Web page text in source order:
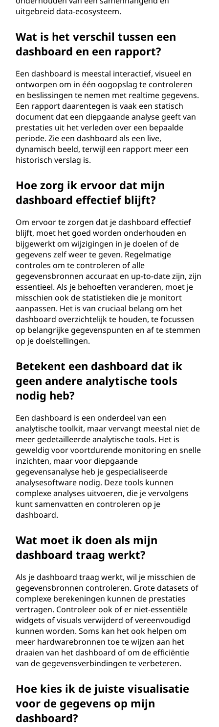
uitgebreid data-ecosysteem.
Wat is het verschil tussen een
dashboard en een rapport?
Een dashboard is meestal interactief, visueel en
ontworpen om in één oogopslag te controleren
en beslissingen te nemen met realtime gegevens.
Een rapport daarentegen is vaak een statisch
document dat een diepgaande analyse geeft van
prestaties uit het verleden over een bepaalde
periode. Zie een dashboard als een live,
dynamisch beeld, terwijl een rapport meer een
historisch verslag is.
Hoe zorg ik ervoor dat mijn
dashboard effectief blijft?
Om ervoor te zorgen dat je dashboard effectief
blijft, moet het goed worden onderhouden en
bijgewerkt om wijzigingen in je doelen of de
gegevens zelf weer te geven. Regelmatige
controles om te controleren of alle
gegevensbronnen accuraat en up-to-date zijn, zijn
essentieel. Als je behoeften veranderen, moet je
misschien ook de statistieken die je monitort
aanpassen. Het is van cruciaal belang om het
dashboard overzichtelijk te houden, te focussen
op belangrijke gegevenspunten en af te stemmen
op je doelstellingen.
Betekent een dashboard dat ik
geen andere analytische tools
nodig heb?
Een dashboard is een onderdeel van een
analytische toolkit, maar vervangt meestal niet de
meer gedetailleerde analytische tools. Het is
geweldig voor voortdurende monitoring en snelle
inzichten, maar voor diepgaande
gegevensanalyse heb je gespecialiseerde
analysesoftware nodig. Deze tools kunnen
complexe analyses uitvoeren, die je vervolgens
kunt samenvatten en controleren op je
dashboard.
Wat moet ik doen als mijn
dashboard traag werkt?
Als je dashboard traag werkt, wil je misschien de
gegevensbronnen controleren. Grote datasets of
complexe berekeningen kunnen de prestaties
vertragen. Controleer ook of er niet-essentiële
widgets of visuals verwijderd of vereenvoudigd
kunnen worden. Soms kan het ook helpen om
meer hardwarebronnen toe te wijzen aan het
draaien van het dashboard of om de efficiëntie
van de gegevensverbindingen te verbeteren.
Hoe kies ik de juiste visualisatie
voor de gegevens op mijn
dashboard?